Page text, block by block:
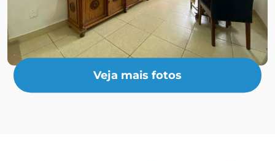
Veja mais fotos